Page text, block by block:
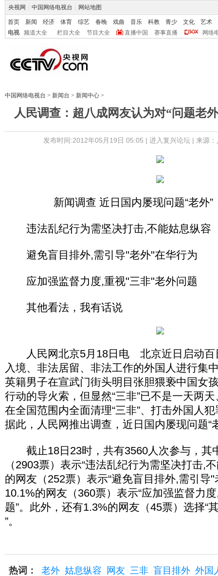
央视网 中国网络电视台 网站地图
首页 新闻 经济 体育 综艺 春晚 戏曲 音乐 科教 青少 文化
艺术
电视
频道大全 栏目大全 节目大全 直播中国 赛事直播 网络
中国网络电视台 > 新闻台 > 新闻中心 >
人民调查：超八成网友认为对“问题老
发布时间:2012年05月19日 05:05 | 进入复兴论坛| 来源
新闻调查 近日国内屡现问题“老外”
违法乱纪行为需坚决打击,不能姑息纵容
避免盲目排外,需引导"老外"在华行为
应加强监督力度,重视"三非"老外问题
其他看法，我有话说
人民网北京5月18日电 北京近日启动百
入境、非法居留、非法工作的外国人进行集
英籍男子在宣武门街头明目张胆猥亵中国女
行动的导火索，但显然“三非”已不是一天两
在全国范围内全面清理“三非”、打击外国人
据此，人民网推出调查，近日国内屡现问题“
截止18日23时，共有3560人次参与，其
（2903票）表示“违法乱纪行为需坚决打击,
的网友（252票）表示“避免盲目排外,需引导"
10.1%的网友（360票）表示“应加强监督力
题”。此外，还有1.3%的网友（45票）选择“
”。
热词： 老外 姑息纵容 网友 三非 盲目排外 外国